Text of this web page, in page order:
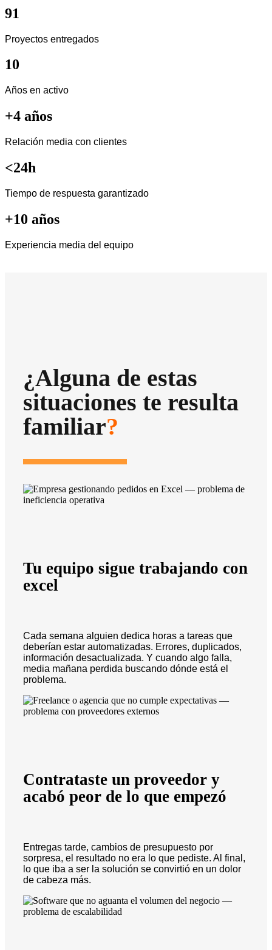
91
Proyectos entregados
10
Años en activo
+4 años
Relación media con clientes
<24h
Tiempo de respuesta garantizado
+10 años
Experiencia media del equipo
¿Alguna de estas
situaciones te resulta
familiar?
Tu equipo sigue trabajando con
excel
Cada semana alguien dedica horas a tareas que
deberían estar automatizadas. Errores, duplicados,
información desactualizada. Y cuando algo falla,
media mañana perdida buscando dónde está el
problema.
Contrataste un proveedor y
acabó peor de lo que empezó
Entregas tarde, cambios de presupuesto por
sorpresa, el resultado no era lo que pediste. Al final,
lo que iba a ser la solución se convirtió en un dolor
de cabeza más.